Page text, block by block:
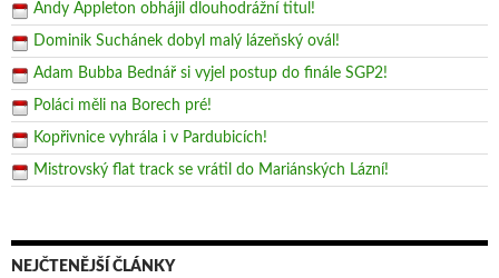
Andy Appleton obhájil dlouhodrážní titul!
Dominik Suchánek dobyl malý lázeňský ovál!
Adam Bubba Bednář si vyjel postup do finále SGP2!
Poláci měli na Borech pré!
Kopřivnice vyhrála i v Pardubicích!
Mistrovský flat track se vrátil do Mariánských Lázní!
NEJČTENĚJŠÍ ČLÁNKY